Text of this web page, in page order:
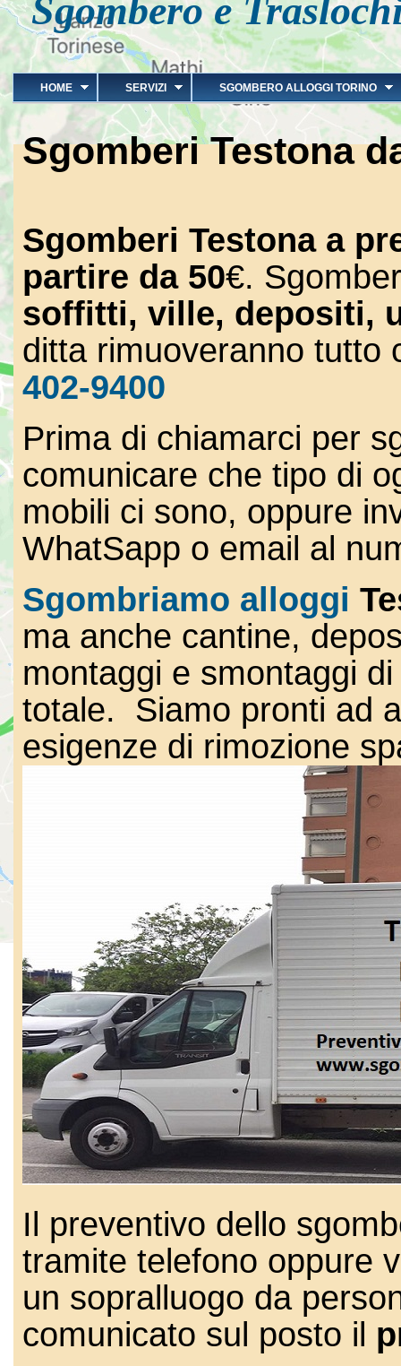
Sgombero e
HOME SERVIZI SGOMBERO ALLOGGI TORINO
Sgomberi Testona
Sgomberi Testona a
partire da 50€.
soffitti, ville, depositi,
ditta rimuoveranno
402-9400
Prima di chiamarci per
comunicare che tipo di
mobili ci sono, oppure
WhatSapp o email al
Sgombriamo alloggi
ma anche cantine,
montaggi e smontaggi
totale. Siamo pronti ad
esigenze di rimozione
Il preventivo dello
tramite telefono oppure
un sopralluogo da
comunicato sul posto il